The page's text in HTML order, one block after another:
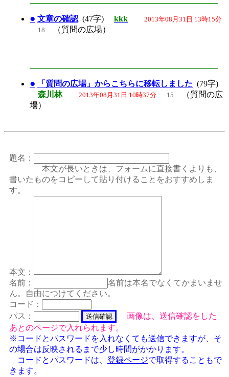
● 文章の確認 (47字) kkk
2013年08月31日 13時15分
18
（質問の広場）
● 「質問の広場」からこちらに移転しました (79字)
森川林
2013年08月31日 10時37分 15
（質問の広
場）
題名：
本文が長いときは、フォームに直接書くよりも、
書いたものをコピーして貼り付けることをおすすめしま
す。
本文：
名前：
名前は本名でなくてかまいませ
ん。自由につけてください。
コード：
パス：
画像は、送信確認をした
あとのページで入れられます。
※コードとパスワードを入れなくても送信できますが、そ
の場合は反映されるまで少し時間がかかります。
コードとパスワードは、 登録ページで取得することもで
きます。